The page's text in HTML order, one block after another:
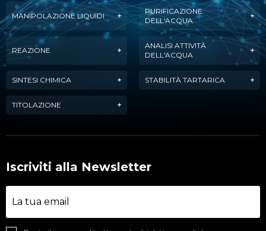
MANIPOLAZIONE LIQUIDI
PURIFICAZIONE
DELL'ACQUA
REAZIONE
ANALISI ATTIVITÀ
DELL'ACQUA
SINTESI CHIMICA STABILITÀ TARTARICA
TITOLAZIONE
Iscriviti alla Newsletter